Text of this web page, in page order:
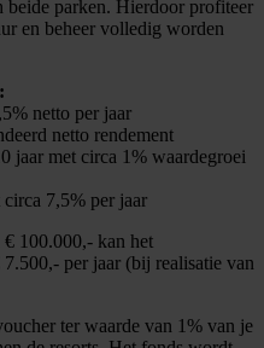
beide parken. Hierdoor profiteer
en beheer volledig worden
netto per jaar
netto rendement
jaar met circa 1% waardegroei
7,5% per jaar
100.000,- kan het
per jaar (bij realisatie van
ter waarde van 1% van je